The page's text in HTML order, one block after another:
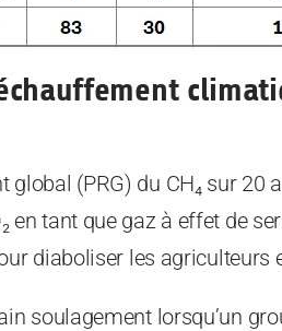
(PRG) du CH₄ sur 20
en tant que gaz à effet de
diaboliser les agriculteurs
soulagement lorsqu’un